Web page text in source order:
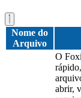
Nome do
Arquivo
O
abrir,